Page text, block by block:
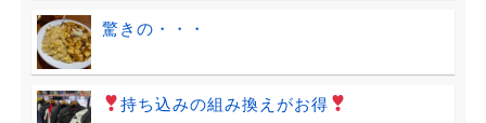
驚きの・・・
持ち込みの組み換えがお得